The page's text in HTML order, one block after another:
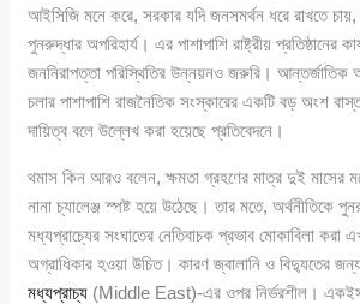
আইসিজি মনে করে, সরকার যদি জনসমর্থন ধরে রাখতে চায়,
পুনরুদ্ধার অপরিহার্য। এর পাশাপাশি রাষ্ট্রীয় প্রতিষ্ঠানের
জননিরাপত্তা পরিস্থিতির উন্নয়নও জরুরি। আন্তর্জাতিক
চলার পাশাপাশি রাজনৈতিক সংস্কারের একটি বড় অংশ
দায়িত্ব বলে উল্লেখ করা হয়েছে প্রতিবেদনে।
থমাস কিন আরও বলেন, ক্ষমতা গ্রহণের মাত্র দুই মাসের
নানা চ্যালেঞ্জ স্পষ্ট হয়ে উঠেছে। তার মতে, অর্থনীতিকে
মধ্যপ্রাচ্যের সংঘাতের নেতিবাচক প্রভাব মোকাবিলা করা
অগ্রাধিকার হওয়া উচিত। কারণ জ্বালানি ও বিদ্যুতের জন্য
মধ্যপ্রাচ্য (Middle East)-এর ওপর নির্ভরশীল।